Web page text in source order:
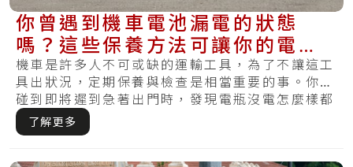
你曾遇到機車電池漏電的狀態
嗎？這些保養方法可讓你的電池
更健康且不再漏電
機車是許多人不可或缺的運輸工具，為了不讓這工
具出狀況，定期保養與檢查是相當重要的事。你有
碰到即將遲到急著出門時，發現電瓶沒電怎麼樣都
無法.....
了解更多